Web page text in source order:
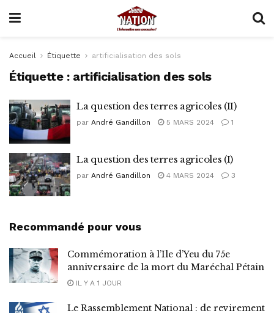
Accueil Étiquette artificialisation des sols
Étiquette : artificialisation des sols
La question des terres agricoles (II)
par André Gandillon 5 MARS 2024 1
La question des terres agricoles (I)
par André Gandillon 4 MARS 2024 3
Recommandé pour vous
Commémoration à l’Ile d’Yeu du 75e
anniversaire de la mort du Maréchal Pétain
IL Y A 1 JOUR
Le Rassemblement National : de revirement